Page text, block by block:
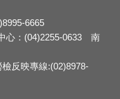
6665
心：(04)2255-0633 南
反映專線:(02)8978-